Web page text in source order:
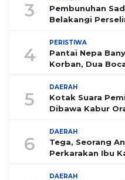
3
Pembunuhan
Belakangi
4
PERISTIWA
Pantai Nepa
Korban, Dua
5
DAERAH
Kotak Suara
Dibawa Kabur
6
DAERAH
Tega, Seorang
Perkarakan Ibu
DAERAH